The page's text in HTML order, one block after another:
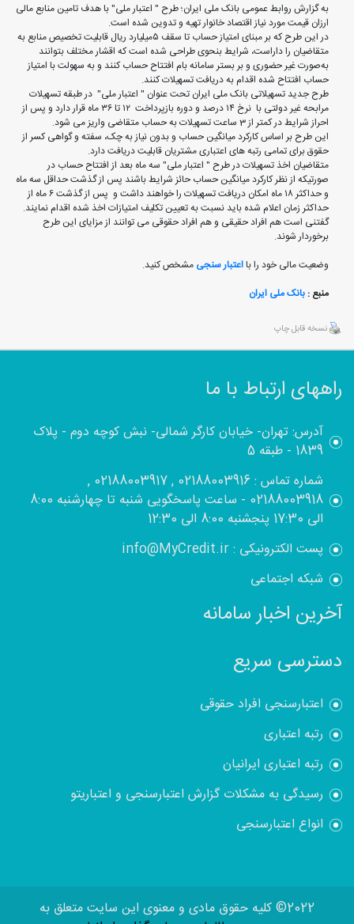
به گزارش روابط عمومی بانک ملی ایران؛ طرح " اعتبار ملی" با هدف تامین منابع مالی
ارزان قیمت مورد نیاز اقتصاد خانوار تهیه و تدوین شده است.
در این طرح که بر مبنای امتیاز حساب تا سقف ۵میلیارد ریال قابلیت تخصیص منابع به
متقاضیان را داراست، شرایط بنحوی طراحی شده است که اقشار مختلف بتوانند
به‌صورت غیر حضوری و بر بستر سامانه بام افتتاح حساب کنند و به سهولت با امتیاز
حساب افتتاح شده اقدام به دریافت تسهیلات کنند.
طرح جدید تسهیلاتی بانک ملی ایران تحت عنوان " اعتبار ملی" در طبقه تسهیلات
مرابحه غیر دولتی با نرخ ۱۴ درصد و دوره بازپرداخت ۱۲ تا ۳۶ ماه قرار دارد و پس از
احراز شرایط در کمتر از 3 ساعت تسهیلات به حساب متقاضی واریز می شود.
این طرح بر اساس کارکرد میانگین حساب و بدون نیاز به چک، سفته و گواهی کسر از
حقوق برای تمامی رتبه های اعتباری مشتریان قابلیت دریافت دارد.
متقاضیان اخذ تسهیلات در طرح " اعتبار ملی" سه ماه بعد از افتتاح حساب در
صورتیکه از نظر کارکرد میانگین حساب حائز شرایط باشند پس از گذشت حداقل سه ماه
و حداکثر ۱۸ ماه امکان دریافت تسهیلات را خواهند داشت و پس از گذشت ۶ ماه از
حداکثر زمان اعلام شده باید نسبت به تعیین تکلیف امتیازات اخذ شده اقدام نمایند.
گفتنی است هم افراد حقیقی و هم افراد حقوقی می توانند از مزایای این طرح
برخوردار شوند.
وضعیت مالی خود را بااعتبار سنجی مشخص کنید.
منبع : بانک ملی ایران
نسخه قابل چاپ
راههای ارتباط با ما
آدرس: تهران- خیابان کارگر شمالی- نبش کوچه دوم - پلاک
1839 - طبقه 5
شماره تماس : 02188003916 , 02188003917 ,
02188003918 - ساعت پاسخگویی شنبه تا چهارشنبه 8:00
الی 17:30 پنجشنبه 8:00 الی 12:30
پست الکترونیکی : info@MyCredit.ir
شبکه اجتماعی
آخرین اخبار سامانه
دسترسی سریع
اعتبارسنجی افراد حقوقی
رتبه اعتباری
رتبه اعتباری ایرانیان
رسیدگی به مشکلات گزارش اعتبارسنجی و اعتباریتو
انواع اعتبارسنجی
2022© کلیه حقوق مادی و معنوی این سایت متعلق به